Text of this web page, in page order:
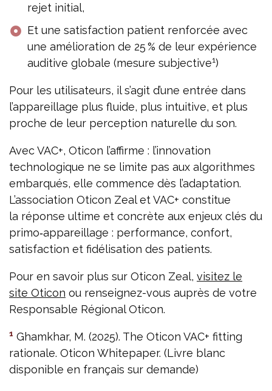
rejet initial,
Et une satisfaction patient renforcée avec
une amélioration de 25 % de leur expérience
auditive globale (mesure subjective1)
Pour les utilisateurs, il s’agit d’une entrée dans
l’appareillage plus fluide, plus intuitive, et plus
proche de leur perception naturelle du son.
Avec VAC+, Oticon l’affirme : l’innovation
technologique ne se limite pas aux algorithmes
embarqués, elle commence dès l’adaptation.
L’association Oticon Zeal et VAC+ constitue
la réponse ultime et concrète aux enjeux clés du
primo‑appareillage : performance, confort,
satisfaction et fidélisation des patients.
Pour en savoir plus sur Oticon Zeal, visitez le
site Oticon ou renseignez-vous auprès de votre
Responsable Régional Oticon.
1 Ghamkhar, M. (2025). The Oticon VAC+ fitting
rationale. Oticon Whitepaper. (Livre blanc
disponible en français sur demande)